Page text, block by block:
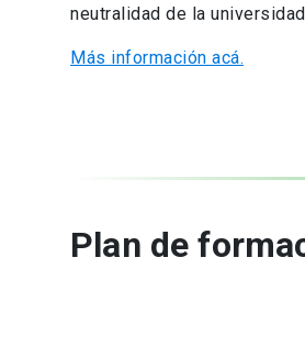
neutralidad de la
Más información acá.
Plan de